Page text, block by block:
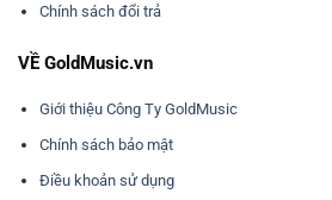
Chính sách đổi trả
VỀ GoldMusic.vn
Giới thiệu Công Ty GoldMusic
Chính sách bảo mật
Điều khoản sử dụng